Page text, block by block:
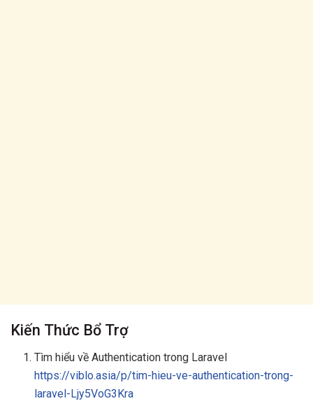
Kiến Thức Bổ Trợ
Tìm hiểu về Authentication trong Laravel
https://viblo.asia/p/tim-hieu-ve-authentication-trong-
laravel-Ljy5VoG3Kra